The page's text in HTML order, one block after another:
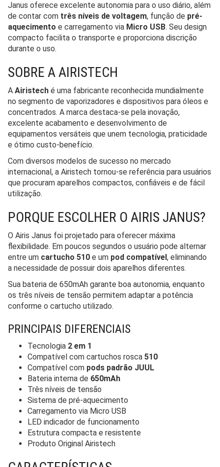
Janus oferece excelente autonomia para o uso diário, além
de contar com três níveis de voltagem, função de pré-
aquecimento e carregamento via Micro USB. Seu design
compacto facilita o transporte e proporciona discrição
durante o uso.
SOBRE A AIRISTECH
A Airistech é uma fabricante reconhecida mundialmente
no segmento de vaporizadores e dispositivos para óleos e
concentrados. A marca destaca-se pela inovação,
excelente acabamento e desenvolvimento de
equipamentos versáteis que unem tecnologia, praticidade
e ótimo custo-benefício.
Com diversos modelos de sucesso no mercado
internacional, a Airistech tornou-se referência para usuários
que procuram aparelhos compactos, confiáveis e de fácil
utilização.
PORQUE ESCOLHER O AIRIS JANUS?
O Airis Janus foi projetado para oferecer máxima
flexibilidade. Em poucos segundos o usuário pode alternar
entre um cartucho 510 e um pod compatível , eliminando
a necessidade de possuir dois aparelhos diferentes.
Sua bateria de 650mAh garante boa autonomia, enquanto
os três níveis de tensão permitem adaptar a potência
conforme o cartucho utilizado.
PRINCIPAIS DIFERENCIAIS
Tecnologia 2 em 1
Compatível com cartuchos rosca 510
Compatível com pods padrão JUUL
Bateria interna de 650mAh
Três níveis de tensão
Sistema de pré-aquecimento
Carregamento via Micro USB
LED indicador de funcionamento
Estrutura compacta e resistente
Produto Original Airistech